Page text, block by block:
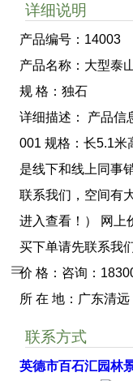
详细说明
产品编号：14003
产品名称：大型泰
规 格：独石
详细描述： 产品信
001 规格：长5.1米
是线下和线上同事
联系我们，空间有
进入查看！） 网上
买下单请先联系我
价 格：咨询：
所 在 地：广东清远
联系方式
英德市百石汇园林